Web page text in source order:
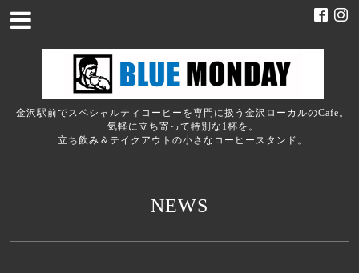
金沢駅前でスペシャルティコーヒーを専門に扱う金沢ローカルのCafe。
気軽に立ち寄って特別な1杯を。
立ち飲み＆テイクアウトの小さなコーヒースタンド。
NEWS